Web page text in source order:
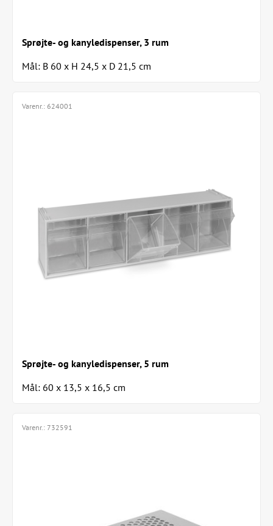
Sprøjte- og kanyledispenser, 3 rum
Mål: B 60 x H 24,5 x D 21,5 cm
Sprøjte- og kanyledispenser, 5 rum
Mål: 60 x 13,5 x 16,5 cm
Varenr.: 624001
Varenr.: 732591